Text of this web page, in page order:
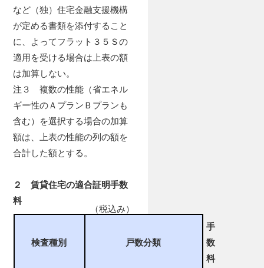
など（独）住宅金融支援機構
が定める書類を添付すること
に、よってフラット３５Ｓの
適用を受ける場合は上表の額
は加算しない。
注３ 複数の性能（省エネル
ギー性のＡプランＢプランも
含む）を選択する場合の加算
額は、上表の性能の列の額を
合計した額とする。
２ 賃貸住宅の適合証明手数
料
（税込み）
検査種別 戸数分類
手
数
料